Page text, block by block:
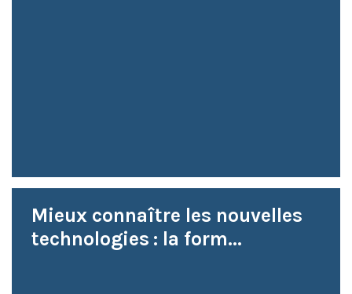
Mieux connaître les nouvelles
technologies : la form...